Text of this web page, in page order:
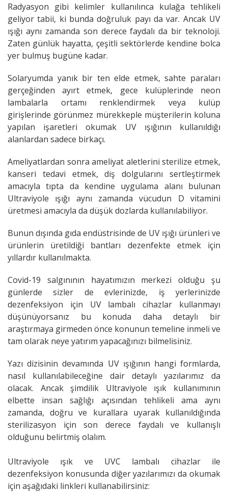
Radyasyon gibi kelimler kullanılınca kulağa tehlikeli
geliyor tabii, ki bunda doğruluk payı da var. Ancak UV
ışığı aynı zamanda son derece faydalı da bir teknoloji.
Zaten günlük hayatta, çeşitli sektörlerde kendine bolca
yer bulmuş bugüne kadar.
Solaryumda yanık bir ten elde etmek, sahte paraları
gerçeğinden ayırt etmek, gece kulüplerinde neon
lambalarla ortamı renklendirmek veya kulüp
girişlerinde görünmez mürekkeple müşterilerin koluna
yapılan işaretleri okumak UV ışığının kullanıldığı
alanlardan sadece birkaçı.
Ameliyatlardan sonra ameliyat aletlerini sterilize etmek,
kanseri tedavi etmek, diş dolgularını sertleştirmek
amacıyla tıpta da kendine uygulama alanı bulunan
Ultraviyole ışığı aynı zamanda vücudun D vitamini
üretmesi amacıyla da düşük dozlarda kullanılabiliyor.
Bunun dışında gıda endüstrisinde de UV ışığı ürünleri ve
ürünlerin üretildiği bantları dezenfekte etmek için
yıllardır kullanılmakta.
Covid-19 salgınının hayatımızın merkezi olduğu şu
günlerde sizler de evlerinizde, iş yerlerinizde
dezenfeksiyon için UV lambalı cihazlar kullanmayı
düşünüyorsanız bu konuda daha detaylı bir
araştırmaya girmeden önce konunun temeline inmeli ve
tam olarak neye yatırım yapacağınızı bilmelisiniz.
Yazı dizisinin devamında UV ışığının hangi formlarda,
nasıl kullanılabileceğine dair detaylı yazılarımız da
olacak. Ancak şimdilik Ultraviyole ışık kullanımının
elbette insan sağlığı açısından tehlikeli ama aynı
zamanda, doğru ve kurallara uyarak kullanıldığında
sterilizasyon için son derece faydalı ve kullanışlı
olduğunu belirtmiş olalım.
Ultraviyole ışık ve UVC lambalı cihazlar ile
dezenfeksiyon konusunda diğer yazılarımızı da okumak
için aşağıdaki linkleri kullanabilirsiniz: